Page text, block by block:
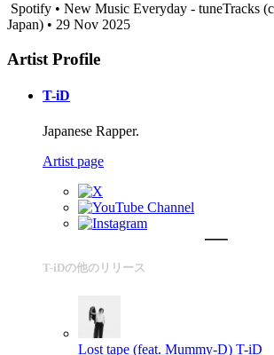
Spotify • New Music Everyday - tuneTracks
Japan) • 29 Nov 2025
Artist Profile
T-iD
Japanese Rapper.
Artist page
T-iDの他のリリース
Lost tape (feat. Mummy-D) T-iD